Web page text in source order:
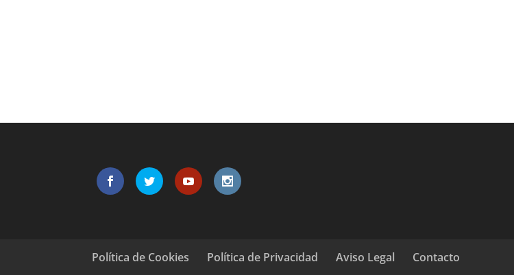
Política de Cookies Política de Privacidad Aviso Legal Contacto